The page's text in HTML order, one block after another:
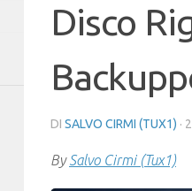
Disco
DI SALVO CIRMI (TUX1) ·
BySalvo Cirmi (Tux1)